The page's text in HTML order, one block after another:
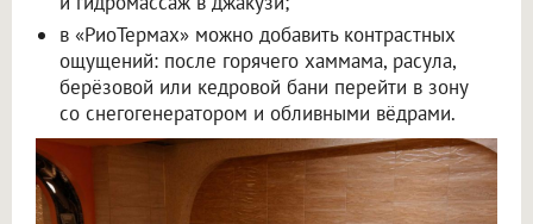
в «РиоТермах» можно добавить контрастных
ощущений: после горячего хаммама, расула,
берёзовой или кедровой бани перейти в зону
со снегогенератором и обливными вёдрами.